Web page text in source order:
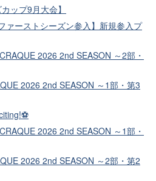
ップ9月大会】
ァーストシーズン参入】新規参入プ
2026 2nd SEASON ～2部・
2026 2nd SEASON ～1部・第3
2026 2nd SEASON ～1部・
2026 2nd SEASON ～2部・第2